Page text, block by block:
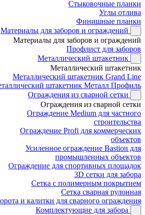
Стыковочные планки
Углы отлива
Финишные планки
Материалы для заборов и ограждений
Материалы для заборов и ограждений
Профлист для заборов
Металлический штакетник
Металлический штакетник
Металлический штакетник Grand Line
штакетник Металл Профиль
Ограждения из сварной сетки
Ограждения из сварной сетки
Ограждение Medium для частного
строительства
Ограждение Profi для коммерческих
объектов
Усиленное ограждение Bastion для
промышленных объектов
Ограждение для спортивных площадок
3D сетки для забора
Сетка с полимерным покрытием
Сетка сварная рулонная
и калитки для сварного ограждения
Комплектующие для забора